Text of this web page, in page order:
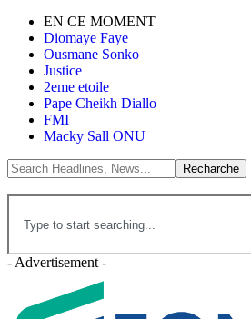
EN CE MOMENT
Diomaye Faye
Ousmane Sonko
Justice
2eme etoile
Pape Cheikh Diallo
FMI
Macky Sall ONU
- Advertisement -